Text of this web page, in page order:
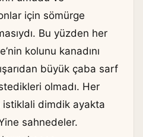
için sömürge
Bu yüzden her
kolunu kanadını
büyük çaba sarf
olmadı. Her
istiklali dimdik ayakta
sahnedeler.